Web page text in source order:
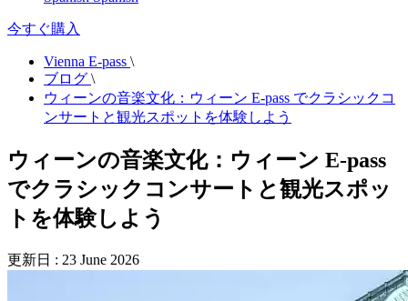
今すぐ購入
Vienna E-pass \
ブログ \
ウィーンの音楽文化：ウィーン E-pass でクラシックコ
ンサートと観光スポットを体験しよう
ウィーンの音楽文化：ウィーン E-pass
でクラシックコンサートと観光スポッ
トを体験しよう
更新日 : 23 June 2026